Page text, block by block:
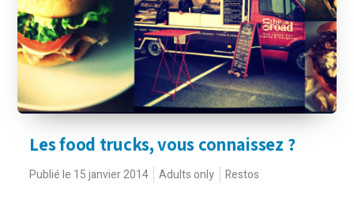
Les food trucks, vous connaissez ?
Publié le 15 janvier 2014 Adults only Restos